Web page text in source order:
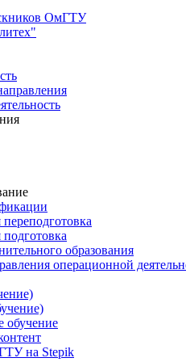
ОмГТУ
образования
операционной
обучение
на Stepik